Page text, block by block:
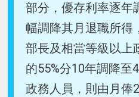
部分，優存利率逐年
幅調降其月退職所得
部長及相當等級以上
的55%分10年調降至
政務人員，則由月俸